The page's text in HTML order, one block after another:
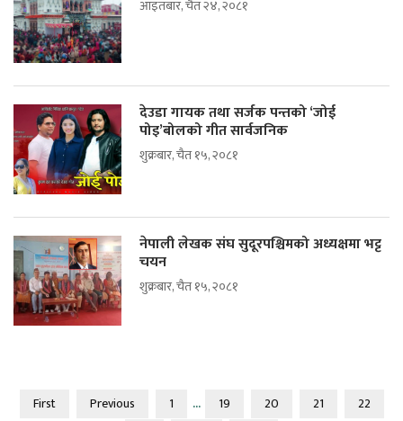
आइतबार, चैत २४, २०८१
देउडा गायक तथा सर्जक पन्तको ‘जोई
पोइ’बोलको गीत सार्वजनिक
शुक्रबार, चैत १५, २०८१
नेपाली लेखक संघ सुदूरपश्चिमको अध्यक्षमा भट्ट
चयन
शुक्रबार, चैत १५, २०८१
First Previous 1 ... 19 20 21
22